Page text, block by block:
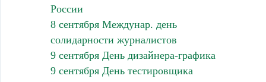
России
8 сентября Междунар. день
солидарности журналистов
9 сентября День дизайнера-графика
9 сентября День тестировщика